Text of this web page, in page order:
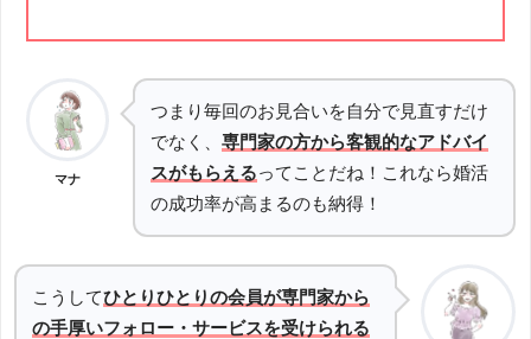
マナ
つまり毎回のお見合いを自分で見直すだけ
でなく、専門家の方から客観的なアドバイ
スがもらえるってことだね！これなら婚活
の成功率が高まるのも納得！
こうしてひとりひとりの会員が専門家から
の手厚いフォロー・サービスを受けられる